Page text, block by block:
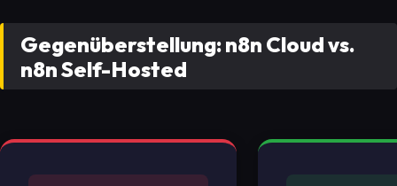
Gegenüberstellung: n8n Cloud vs.
n8n Self-Hosted